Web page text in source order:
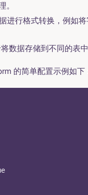
进行格式转换，例如
数据存储到不同的表中
的简单配置示例如下